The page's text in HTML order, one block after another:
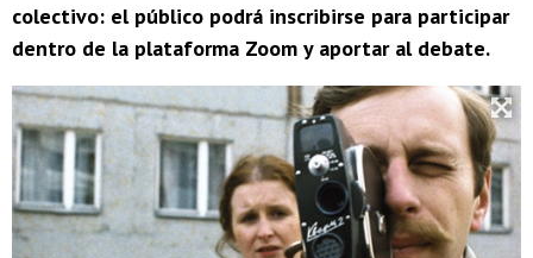
colectivo: el público podrá inscribirse para participar
dentro de la plataforma Zoom y aportar al debate.